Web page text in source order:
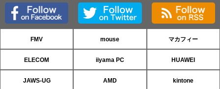
FMV mouse マカフィー
ELECOM iiyama PC HUAWEI
JAWS-UG AMD kintone